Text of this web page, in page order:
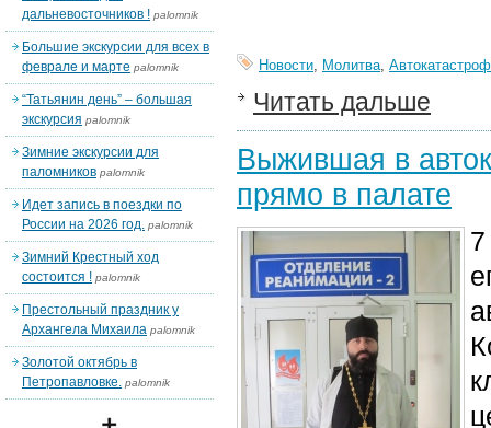
Новости, Молитва,
Читать дальше
Выжившая в
прямо в палате
дальневосточников ! palomnik
Большие экскурсии для всех в
феврале и марте palomnik
“Татьянин день” – большая
экскурсия palomnik
Зимние экскурсии для
паломников palomnik
Идет запись в поездки по
России на 2026 год. palomnik
Зимний Крестный ход
состоится ! palomnik
Престольный праздник у
Архангела Михаила palomnik
Золотой октябрь в
Петропавловке. palomnik